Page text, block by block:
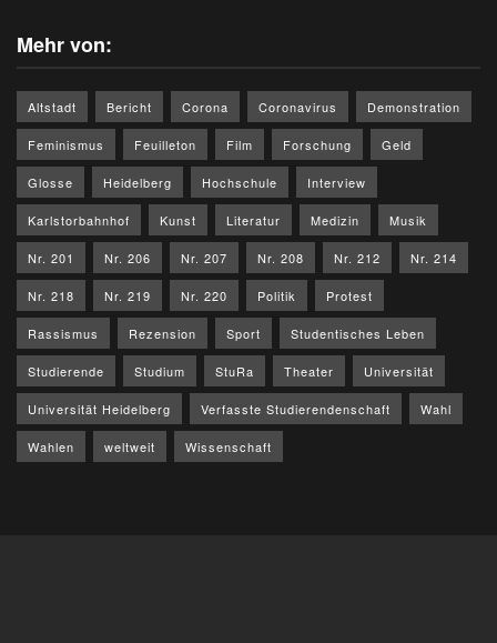
Mehr von:
Altstadt Bericht Corona Coronavirus Demonstration
Feminismus Feuilleton Film Forschung Geld
Glosse Heidelberg Hochschule Interview
Karlstorbahnhof Kunst Literatur Medizin Musik
Nr. 201 Nr. 206 Nr. 207 Nr. 208 Nr. 212 Nr. 214
Nr. 218 Nr. 219 Nr. 220 Politik Protest
Rassismus Rezension Sport Studentisches Leben
Studierende Studium StuRa Theater Universität
Universität Heidelberg Verfasste Studierendenschaft Wahl
Wahlen weltweit Wissenschaft